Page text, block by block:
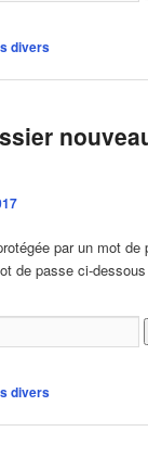
divers
par un mot de
de passe ci-
divers